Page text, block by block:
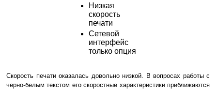
Низкая
скорость
печати
Сетевой
интерфейс
только опция
Скорость печати оказалась довольно низкой. В вопросах работы с
черно-белым текстом его скоростные характеристики приближаются